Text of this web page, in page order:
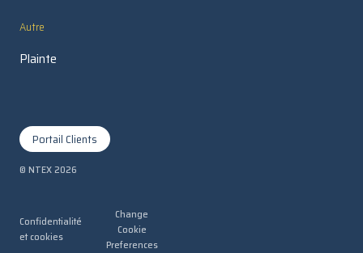
Autre
Plainte
Confidentialité
et cookies
Change
Cookie
Preferences
Portail Clients
© NTEX2026